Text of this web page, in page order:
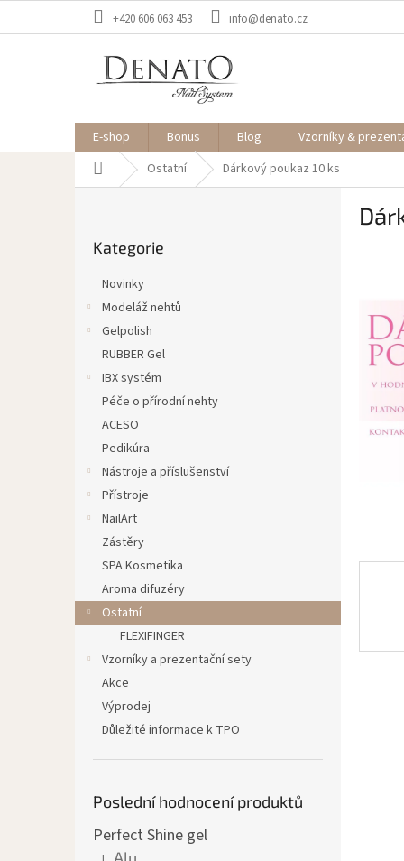
+420 606 063 453 info@denato.cz
E-shop Bonus Blog Vzorníky &
Domů Ostatní Dárkový poukaz 10 ks
kategorie
Kategorie
Novinky
Modeláž nehtů
Gelpolish
RUBBER Gel
IBX systém
Péče o přírodní nehty
ACESO
Pedikúra
Nástroje a příslušenství
Přístroje
NailArt
Zástěry
SPA Kosmetika
Aroma difuzéry
Ostatní
FLEXIFINGER
Vzorníky a prezentační sety
Akce
Výprodej
Důležité informace k TPO
Poslední hodnocení produktů
Perfect Shine gel